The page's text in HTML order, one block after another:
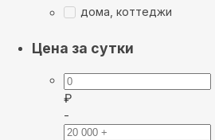
дома, коттеджи
Цена за сутки
₽
-